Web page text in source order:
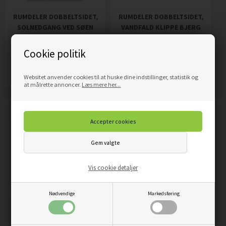
Cookie politik
Websitet anvender cookies til at huske dine indstillinger, statistik og
at målrette annoncer. Læs mere her...
Nødvendige Markedsføring
Vis cookie detaljer
RUMDELER DOBBELTSIDET,
SOLNEDGANG VED SØEN
Pris1.689,00DKK
RUMDELER DOBBELTSIDET,
VANDFALD KLIPPE BJERG